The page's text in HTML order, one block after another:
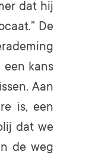
dat hij
De
kans
Aan
is, een
dat we
de weg